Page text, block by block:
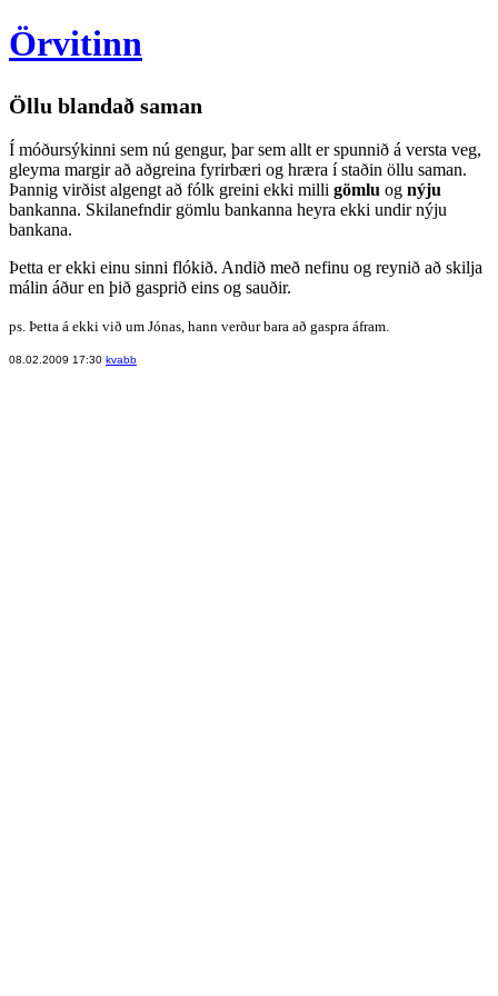
Örvitinn
Öllu blandað saman
Í móðursýkinni sem nú gengur, þar sem allt er spunnið á versta veg,
gleyma margir að aðgreina fyrirbæri og hræra í staðin öllu saman.
Þannig virðist algengt að fólk greini ekki milli gömlu og nýju
bankanna. Skilanefndir gömlu bankanna heyra ekki undir nýju
bankana.
Þetta er ekki einu sinni flókið. Andið með nefinu og reynið að skilja
málin áður en þið gasprið eins og sauðir.
ps. Þetta á ekki við um Jónas, hann verður bara að gaspra áfram.
08.02.2009 17:30 kvabb